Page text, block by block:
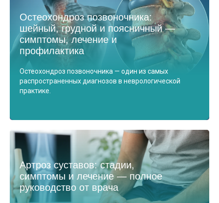
Остеохондроз позвоночника:
шейный, грудной и поясничный —
симптомы, лечение и
профилактика
Остеохондроз позвоночника — один из самых
распространенных диагнозов в неврологической
практике.
Артроз суставов: стадии,
симптомы и лечение — полное
руководство от врача